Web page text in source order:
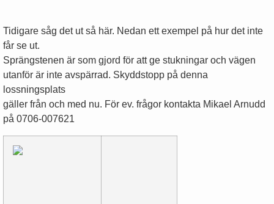
Tidigare såg det ut så här. Nedan ett exempel på hur det inte
får se ut.
Sprängstenen är som gjord för att ge stukningar och vägen
utanför är inte avspärrad. Skyddstopp på denna
lossningsplats
gäller från och med nu. För ev. frågor kontakta Mikael Arnudd
på 0706-007621